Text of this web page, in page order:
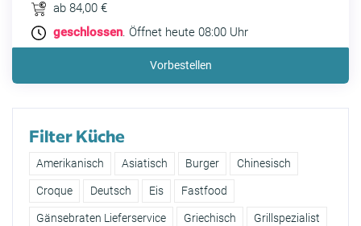
ab 84,00 €
geschlossen. Öffnet heute 08:00 Uhr
Vorbestellen
Filter Küche
Amerikanisch Asiatisch Burger Chinesisch
Croque Deutsch Eis Fastfood
Gänsebraten Lieferservice Griechisch Grillspezialist